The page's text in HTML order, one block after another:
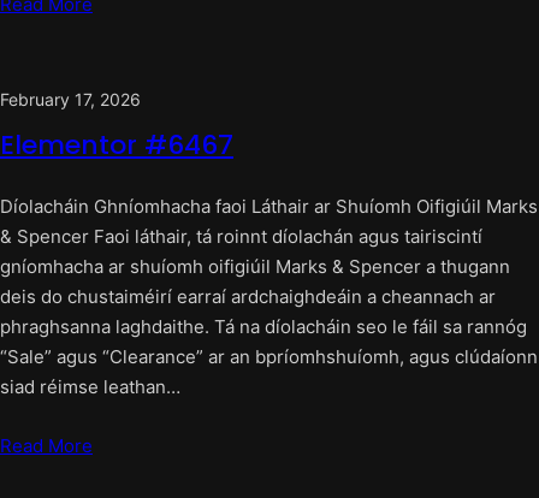
February 17, 2026
Elementor #6467
Díolacháin Ghníomhacha faoi Láthair ar Shuíomh Oifigiúil Marks
& Spencer Faoi láthair, tá roinnt díolachán agus tairiscintí
gníomhacha ar shuíomh oifigiúil Marks & Spencer a thugann
deis do chustaiméirí earraí ardchaighdeáin a cheannach ar
phraghsanna laghdaithe. Tá na díolacháin seo le fáil sa rannóg
“Sale” agus “Clearance” ar an bpríomhshuíomh, agus clúdaíonn
siad réimse leathan…
Read More